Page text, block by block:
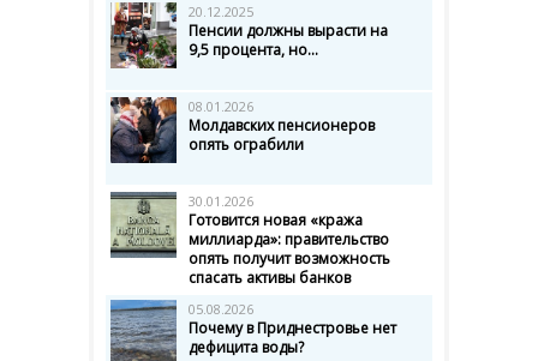
20.12.2025
Пенсии должны вырасти на
9,5 процента, но...
08.01.2026
Молдавских пенсионеров
опять ограбили
30.01.2026
Готовится новая «кража
миллиарда»: правительство
опять получит возможность
спасать активы банков
05.08.2026
Почему в Приднестровье нет
дефицита воды?